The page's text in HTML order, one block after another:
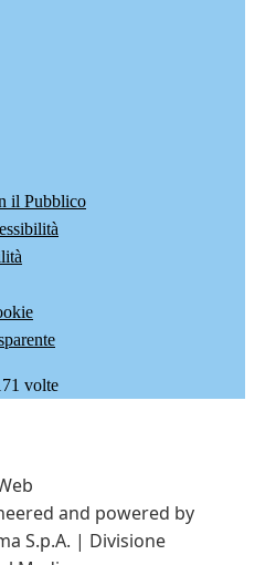
il Pubblico
volte
and powered by
S.p.A. | Divisione